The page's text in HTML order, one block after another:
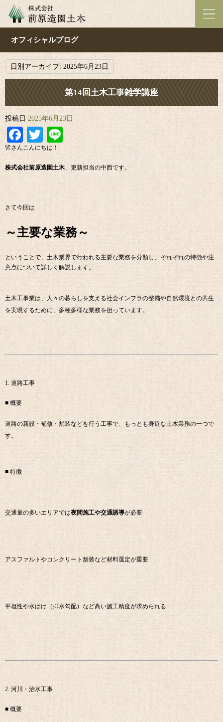
オフィシャルブログ
日別アーカイブ: 2025年6月23日
第14回土木工事雑学講座
投稿日 2025年6月23日
Facebook
TwitterLine
皆さんこんにちは！
株式会社前原造園土木、更新担当の中西です。
さて今回は
～主要な業務～
ということで、土木業界で行われる主要な業務を分類し、それぞれの特徴や注
意点について詳しく解説します。
土木工事業は、人々の暮らしを支える社会インフラの整備や自然環境との共生
を実現するために、多種多様な業務を担っています。
1. 道路工事
■ 概要
道路の新設・補修・舗装などを行う工事で、もっとも身近な土木業務の一つで
す。
■ 特徴
交通量の多いエリアでは夜間施工や交通誘導が必要
アスファルトやコンクリート舗装など材料選定が重要
平坦性や水はけ（排水勾配）など高い施工精度が求められる
2. 河川・治水工事
■ 概要